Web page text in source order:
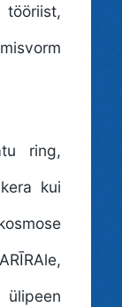
ring,
kui
ülipeen